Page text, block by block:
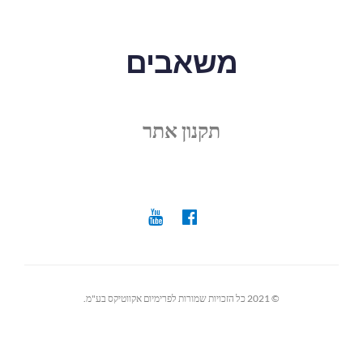
משאבים
תקנון אתר
© 2021 כל הזכויות שמורות לפרימיום אקווטיקס בע"מ.